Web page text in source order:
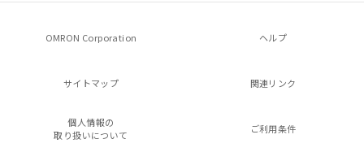
OMRON Corporation ヘルプ
サイトマップ 関連リンク
個人情報の
取り扱いについて
ご利用条件